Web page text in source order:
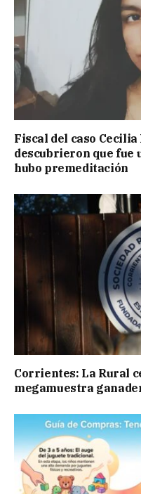
Fiscal del caso
descubrieron que fue
hubo premeditación
Corrientes: La Rural
megamuestra